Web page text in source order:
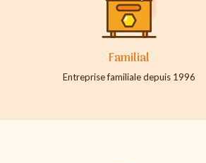
Familial
Entreprise familiale depuis 1996